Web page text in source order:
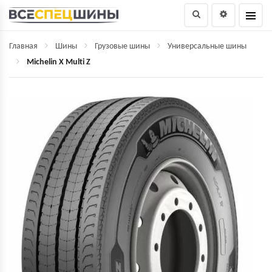
Главная Шины Грузовые шины
Универсальные шины
Michelin X Multi Z